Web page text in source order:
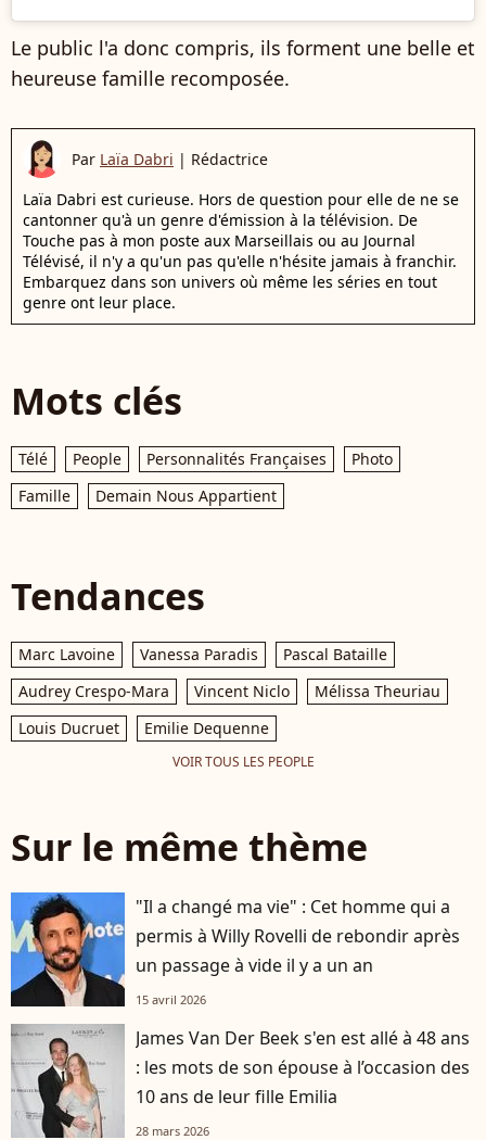
Le public l'a donc compris, ils forment une belle et
heureuse famille recomposée.
Par Laïa Dabri | Rédactrice
Laïa Dabri est curieuse. Hors de question pour elle de ne se
cantonner qu'à un genre d'émission à la télévision. De
Touche pas à mon poste aux Marseillais ou au Journal
Télévisé, il n'y a qu'un pas qu'elle n'hésite jamais à franchir.
Embarquez dans son univers où même les séries en tout
genre ont leur place.
Mots clés
Télé People Personnalités Françaises
Photo
Famille
Demain Nous Appartient
Tendances
Marc Lavoine Vanessa Paradis
Pascal Bataille
Audrey Crespo-Mara
Vincent Niclo
Mélissa Theuriau
Louis Ducruet
Emilie Dequenne
VOIR TOUS LES PEOPLE
Sur le même thème
"Il a changé ma vie" : Cet homme qui a
permis à Willy Rovelli de rebondir après
un passage à vide il y a un an
15 avril 2026
James Van Der Beek s'en est allé à 48 ans
: les mots de son épouse à l’occasion des
10 ans de leur fille Emilia
28 mars 2026